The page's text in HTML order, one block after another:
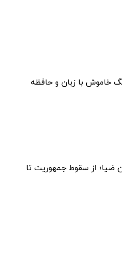
خاموش با زبان و حافظه
ضیا؛ از سقوط جمهوریت تا